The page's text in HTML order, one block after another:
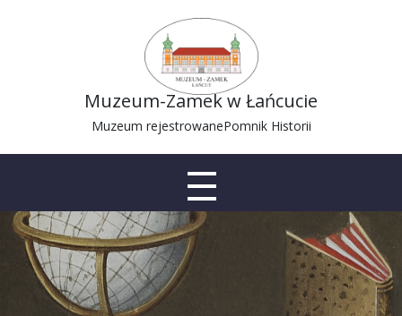
Muzeum-Zamek w Łańcucie
Muzeum rejestrowanePomnik Historii